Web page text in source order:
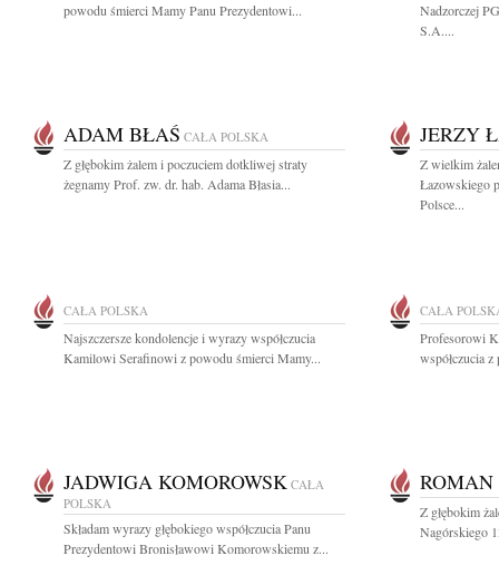
powodu śmierci Mamy Panu Prezydentowi...
Nadzorczej
S.A....
ADAM BŁAŚ CAŁA POLSKA
Z głębokim żalem i poczuciem dotkliwej straty
żegnamy Prof. zw. dr. hab. Adama Błasia...
JERZY
Z wielkim
Łazowskiego
Polsce...
CAŁA POLSKA
Najszczersze kondolencje i wyrazy współczucia
Kamilowi Serafinowi z powodu śmierci Mamy...
CAŁA
Profesorowi
współczucia
JADWIGA KOMOROWSK CAŁA
POLSKA
Składam wyrazy głębokiego współczucia Panu
Prezydentowi Bronisławowi Komorowskiemu z...
ROMAN
Z głębokim
Nagórskiego